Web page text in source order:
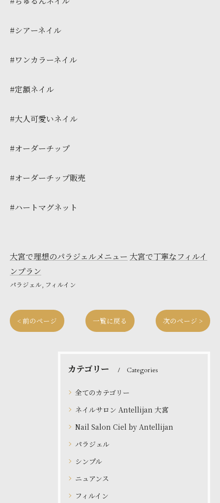
#シアーネイル
#ワンカラーネイル
#定額ネイル
#大人可愛いネイル
#オーダーチップ
#オーダーチップ販売
#ハートマグネット
大宮で理想のパラジェルメニュー 大宮で丁寧なフィルイ
ンプラン
パラジェル フィルイン
< 前のページ 一覧に戻る 次のページ >
カテゴリー Categories
全てのカテゴリー
ネイルサロン Antellijan 大宮
Nail Salon Ciel by Antellijan
パラジェル
シンプル
ニュアンス
フィルイン